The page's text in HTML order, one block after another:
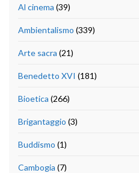
Al cinema (39)
Ambientalismo (339)
Arte sacra (21)
Benedetto XVI (181)
Bioetica (266)
Brigantaggio (3)
Buddismo (1)
Cambogia (7)